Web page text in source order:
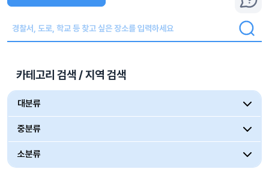
카테고리 검색 / 지역 검색
대분류
중분류
소분류